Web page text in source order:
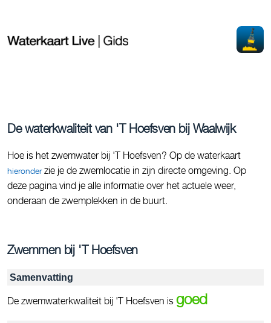
De waterkwaliteit van 'T Hoefsven bij Waalwijk
Hoe is het zwemwater bij 'T Hoefsven? Op de waterkaart
hieronderzie je de zwemlocatie in zijn directe omgeving. Op
deze pagina vind je alle informatie over het actuele weer,
onderaan de zwemplekken in de buurt.
Zwemmen bij 'T Hoefsven
Samenvatting
De zwemwaterkwaliteit bij 'T Hoefsven is goed